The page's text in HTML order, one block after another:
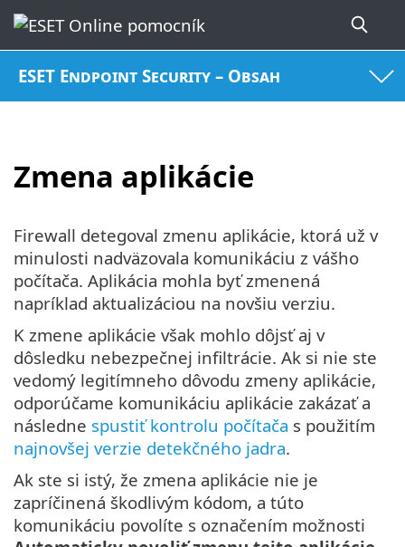
ESET Endpoint Security – Obsah
Zmena aplikácie
Firewall detegoval zmenu aplikácie, ktorá už v
minulosti nadväzovala komunikáciu z vášho
počítača. Aplikácia mohla byť zmenená
napríklad aktualizáciou na novšiu verziu.
K zmene aplikácie však mohlo dôjsť aj v
dôsledku nebezpečnej infiltrácie. Ak si nie ste
vedomý legitímneho dôvodu zmeny aplikácie,
odporúčame komunikáciu aplikácie zakázať a
následne spustiť kontrolu počítača s použitím
najnovšej verzie detekčného jadra.
Ak ste si istý, že zmena aplikácie nie je
zapríčinená škodlivým kódom, a túto
komunikáciu povolíte s označením možnosti